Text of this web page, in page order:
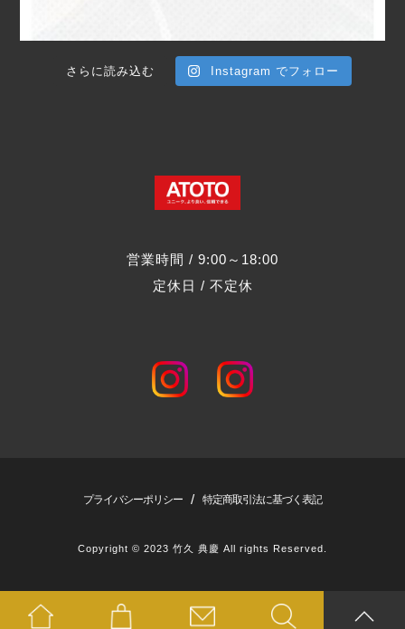
営業時間 / 9:00～18:00
定休日 / 不定休
さらに読み込む Instagram でフォロー
プライバシーポリシー / 特定商取引法に基づく表記
Copyright © 2023 竹久 典慶 All rights Reserved.